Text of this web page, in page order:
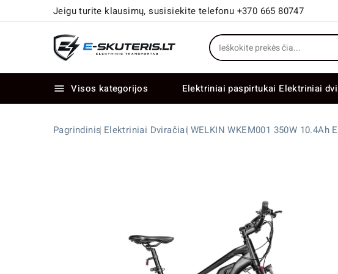
Jeigu turite klausimų, susisiekite telefonu +370 665 80747
 Visos kategorijos Elektriniai paspirtukai Elektriniai
Pagrindinis Elektriniai Dviračiai WELKIN WKEM001 350W 10.4Ah